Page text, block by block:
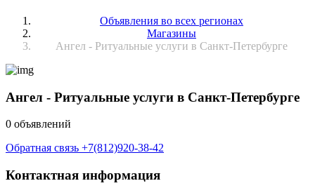
Объявления во всех регионах
Магазины
Ангел - Ритуальные услуги в Санкт-Петербурге
Ангел - Ритуальные услуги в Санкт-Петербурге
0 объявлений
Обратная связь +7(812)920-38-42
Контактная информация